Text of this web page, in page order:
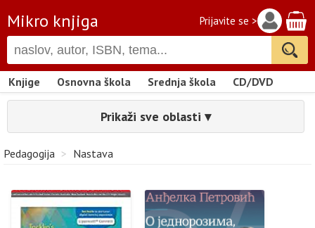
Mikro knjiga Prijavite se >
Knjige Osnovna škola Srednja škola CD/DVD
Prikaži sve oblasti ▾
Pedagogija > Nastava